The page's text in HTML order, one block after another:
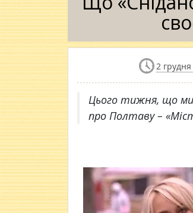
2
Цього тижня, що
про Полтаву –